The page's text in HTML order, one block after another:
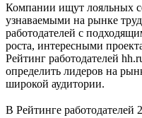
Компании ищут лояльных
узнаваемыми на рынке
работодателей с
роста, интересными
Рейтинг работодателей
определить лидеров на
широкой аудитории.
В Рейтинге работодателей